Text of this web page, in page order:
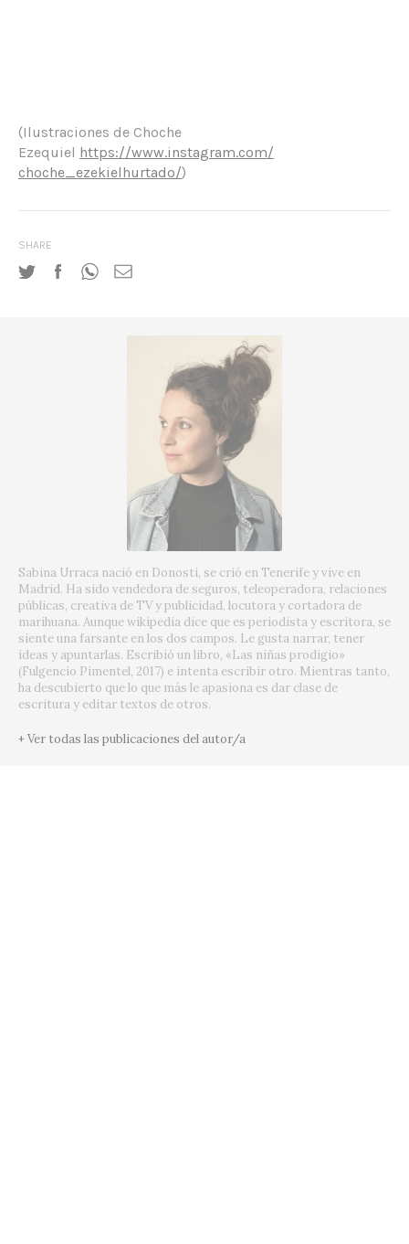
(Ilustraciones de Choche
Ezequiel https://www.instagram.com/
choche_ezekielhurtado/)
SHARE
Sabina Urraca nació en Donosti, se crió en Tenerife y vive en
Madrid. Ha sido vendedora de seguros, teleoperadora, relaciones
públicas, creativa de TV y publicidad, locutora y cortadora de
marihuana. Aunque wikipedia dice que es periodista y escritora, se
siente una farsante en los dos campos. Le gusta narrar, tener
ideas y apuntarlas. Escribió un libro, «Las niñas prodigio»
(Fulgencio Pimentel, 2017) e intenta escribir otro. Mientras tanto,
ha descubierto que lo que más le apasiona es dar clase de
escritura y editar textos de otros.
+ Ver todas las publicaciones del autor/a